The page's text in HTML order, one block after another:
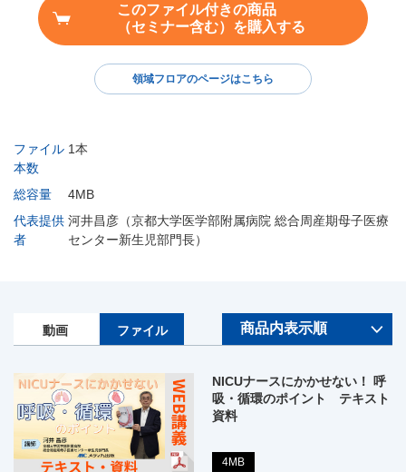
ファイル
本数
1本
総容量
4MB
代表提供
者
河井昌彦（京都大学医学部附属病院 総合周産期母子医療
センター新生児部門長）
このファイル付きの商品
（セミナー含む）を購入する
領域フロアのページはこちら
動画 ファイル
NICUナースにかかせない！ 呼
吸・循環のポイント テキスト
資料
4MB